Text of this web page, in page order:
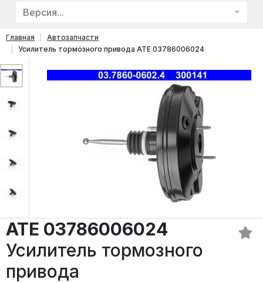
Версия...
Главная
Автозапчасти
Усилитель тормозного привода ATE 03786006024
ATE 03786006024
Усилитель тормозного
привода